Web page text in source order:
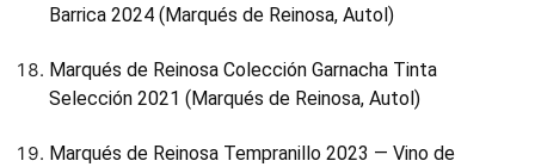
Barrica 2024 (Marqués de Reinosa, Autol)
Marqués de Reinosa Colección Garnacha Tinta
Selección 2021 (Marqués de Reinosa, Autol)
Marqués de Reinosa Tempranillo 2023 — Vino de